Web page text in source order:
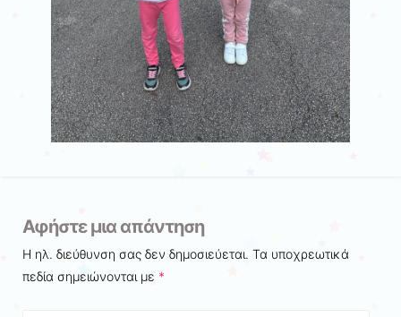
Αφήστε μια απάντηση
Η ηλ. διεύθυνση σας δεν δημοσιεύεται. Τα υποχρεωτικά
πεδία σημειώνονται με *